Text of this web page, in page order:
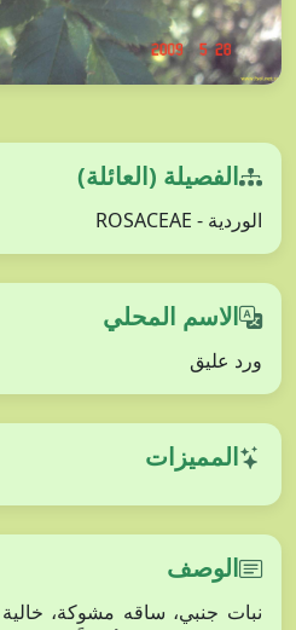
الفصيلة (العائلة)
الوردية - ROSACEAE
الاسم المحلي
ورد عليق
المميزات
الوصف
نبات جنبي، ساقه مشوكة، خالية